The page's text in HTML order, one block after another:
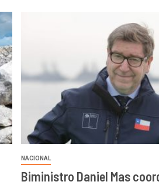
NACIONAL
Biministro Daniel Mas